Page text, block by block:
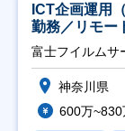
ICT企画運用
勤務／リモー
富士フイルムサ
神奈川県
600万~830